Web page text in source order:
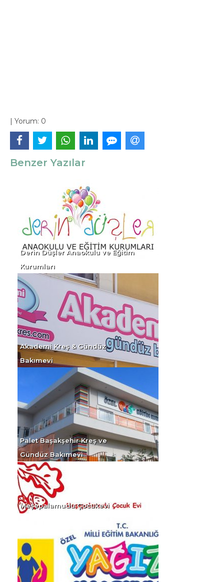
| Yorum: 0
Benzer Yazılar
Ne Şeker Kreş, Gündüz
Derin Düşler Anaokulu ve Eğitim
Kurumları
Akademi Kreş & Gündüz
Bakımevi
Palet Başakşehir Kreş ve
Gündüz Bakımevi
İzgi Gündüz Bakımevi
Meşepalamudu Çocukevi